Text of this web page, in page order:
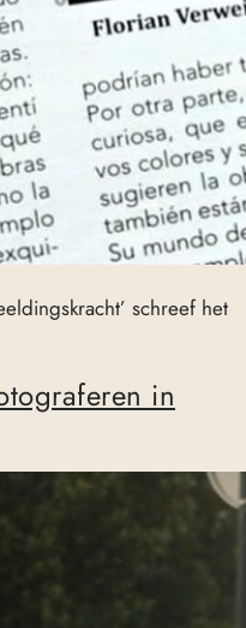
schreef het
in